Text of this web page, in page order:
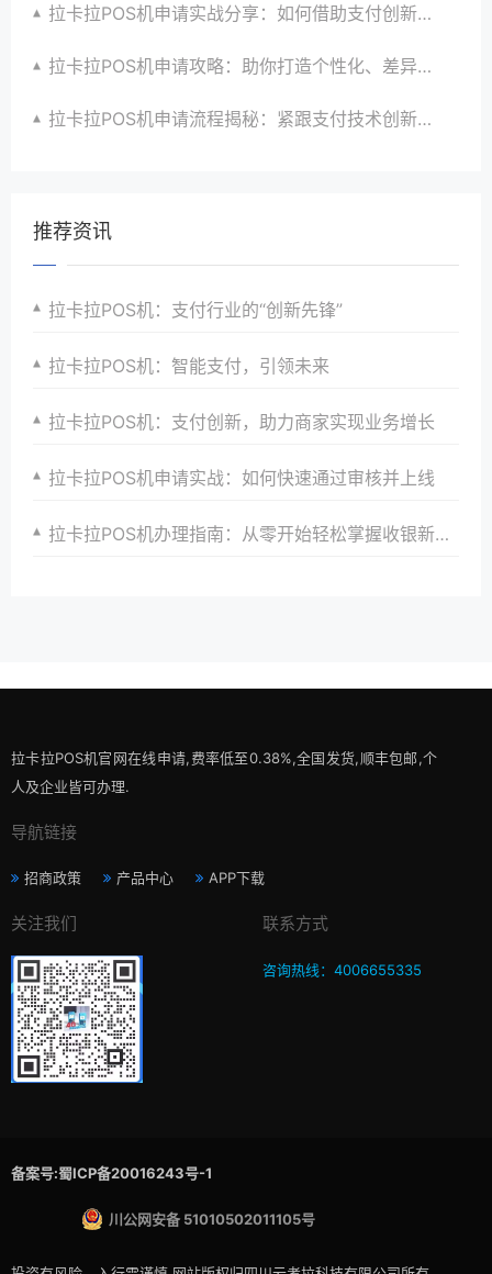
拉卡拉POS机申请实战分享：如何借助支付创新技术提升商户运营效益与效率
拉卡拉POS机申请攻略：助你打造个性化、差异化支付体验以提升竞争力
拉卡拉POS机申请流程揭秘：紧跟支付技术创新步伐，抢占市场先机
推荐资讯
拉卡拉POS机：支付行业的“创新先锋”
拉卡拉POS机：智能支付，引领未来
拉卡拉POS机：支付创新，助力商家实现业务增长
拉卡拉POS机申请实战：如何快速通过审核并上线
拉卡拉POS机办理指南：从零开始轻松掌握收银新技能并打造智能化收银新时代以满足商家多样化需求并引领行业发展方向
拉卡拉POS机官网在线申请,费率低至0.38%,全国发货,顺丰包邮,个
人及企业皆可办理.
导航链接
招商政策 产品中心 APP下载
关注我们 联系方式
咨询热线：4006655335
备案号:蜀ICP备20016243号-1
川公网安备 51010502011105号